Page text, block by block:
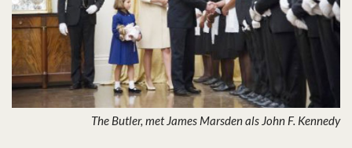
The Butler, met James Marsden als John F. Kennedy